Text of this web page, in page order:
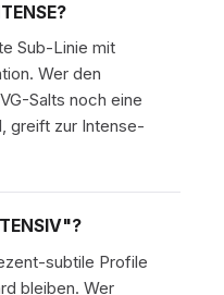
Sub-Linie mit
Wer den
Salts noch eine
greift zur Intense-
subtile Profile
bleiben. Wer